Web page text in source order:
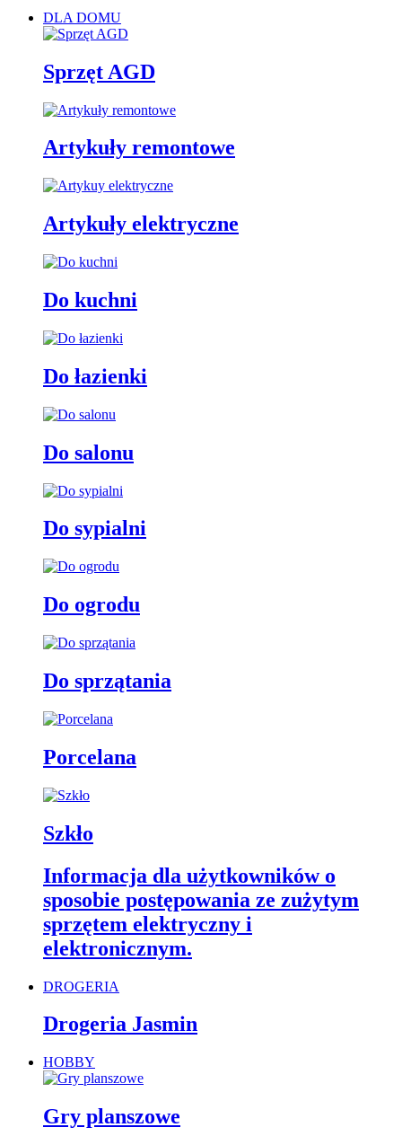
DLA DOMU
Sprzęt AGD
Artykuły remontowe
Artykuły elektryczne
Do kuchni
Do łazienki
Do salonu
Do sypialni
Do ogrodu
Do sprzątania
Porcelana
Szkło
Informacja dla użytkowników o
sposobie postępowania ze zużytym
sprzętem elektryczny i
elektronicznym.
DROGERIA
Drogeria Jasmin
HOBBY
Gry planszowe